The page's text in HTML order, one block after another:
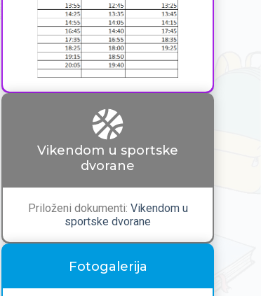
Vikendom u sportske
dvorane
Priloženi dokumenti: Vikendom u
sportske dvorane
Fotogalerija